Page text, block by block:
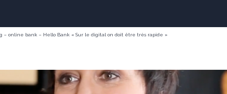
– online bank – Hello Bank « Sur le digital on doit être très rapide »